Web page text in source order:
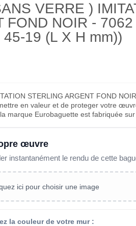
VERRE )
FOND NOIR - 7062
19 (L X H mm))
STERLING ARGENT FOND
en valeur et de proteger votre
marque Eurobaguette est fabriquée
œuvre
instantanément le rendu de cette
ici pour choisir une image
la couleur de votre mur :